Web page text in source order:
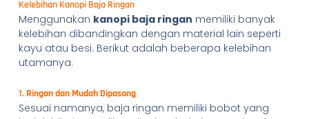
Kelebihan Kanopi Baja Ringan
Menggunakan kanopi baja ringan memiliki banyak
kelebihan dibandingkan dengan material lain seperti
kayu atau besi. Berikut adalah beberapa kelebihan
utamanya:
1. Ringan dan Mudah Dipasang
Sesuai namanya, baja ringan memiliki bobot yang